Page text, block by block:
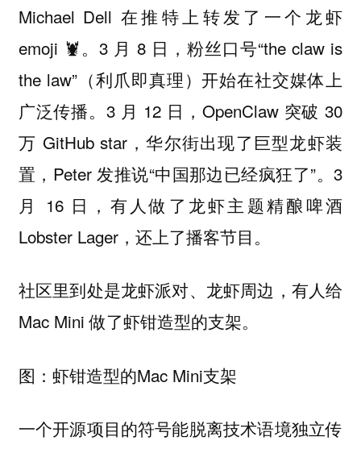
Michael Dell 在推特上转发了一个龙虾
emoji 🦞。3 月 8 日，粉丝口号“the claw is
the law”（利爪即真理）开始在社交媒体上
广泛传播。3 月 12 日，OpenClaw 突破 30
万 GitHub star，华尔街出现了巨型龙虾装
置，Peter 发推说“中国那边已经疯狂了”。3
月 16 日，有人做了龙虾主题精酿啤酒
Lobster Lager，还上了播客节目。
社区里到处是龙虾派对、龙虾周边，有人给
Mac Mini 做了虾钳造型的支架。
图：虾钳造型的Mac Mini支架
一个开源项目的符号能脱离技术语境独立传